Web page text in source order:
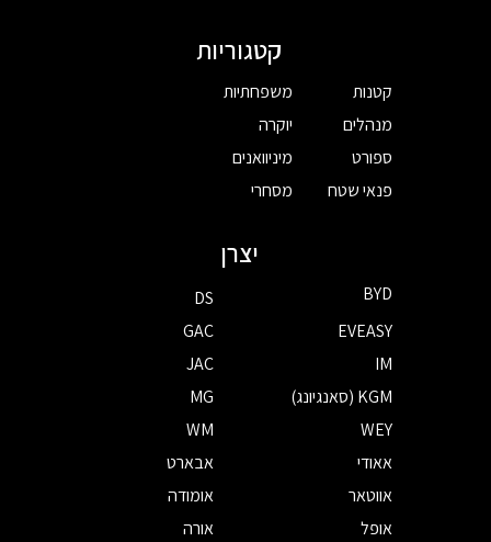
קטגוריות
קטנות
מנהלים
ספורט
פנאי שטח
משפחתיות
יוקרה
מיניוואנים
מסחרי
יצרן
BYD
DS
EVEASY
GAC
IM
JAC
KGM (סאנגיונג)
MG
WEY
WM
אאודי
אבארט
אווטאר
אומודה
אופל
אורה